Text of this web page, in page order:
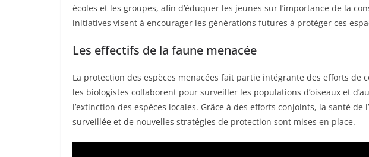
écoles et les groupes, afin d’éduquer les jeunes sur l’importance de la
initiatives visent à encourager les générations futures à protéger ces
Les effectifs de la faune menacée
La protection des espèces menacées fait partie intégrante des efforts de
les biologistes collaborent pour surveiller les populations d’oiseaux et
l’extinction des espèces locales. Grâce à des efforts conjoints, la santé de
surveillée et de nouvelles stratégies de protection sont mises en place.